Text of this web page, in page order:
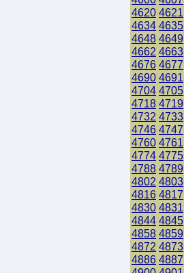
4620 4621
4634 4635
4648 4649
4662 4663
4676 4677
4690 4691
4704 4705
4718 4719
4732 4733
4746 4747
4760 4761
4774 4775
4788 4789
4802 4803
4816 4817
4830 4831
4844 4845
4858 4859
4872 4873
4886 4887